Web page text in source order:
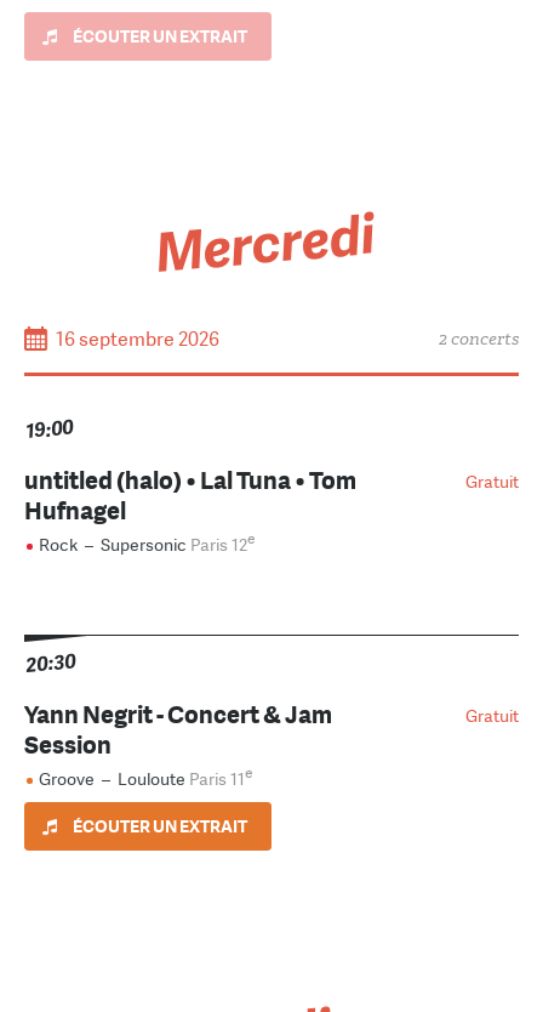
ÉCOUTER UN EXTRAIT
Mercredi
16 septembre 2026 2 concerts
19:00
Gratuit
untitled (halo) • Lal Tuna • Tom
Hufnagel
Rock – Supersonic Paris 12e
20:30
Gratuit
Yann Negrit - Concert & Jam
Session
Groove – Louloute Paris 11e
ÉCOUTER UN EXTRAIT